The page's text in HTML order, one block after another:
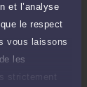
et l’analyse
le respect
vous laissons
les
strictement